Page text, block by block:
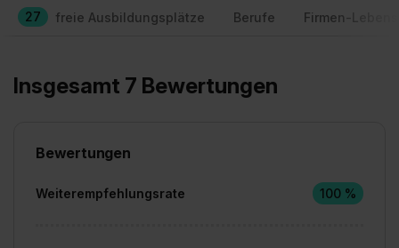
27 freie Ausbildungsplätze Berufe Firmen-
Insgesamt 7 Bewertungen
Bewertungen
Weiterempfehlungsrate 100 %